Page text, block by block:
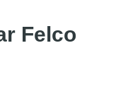
Felco